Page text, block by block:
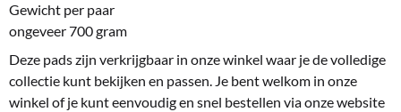
Gewicht per paar
ongeveer 700 gram
Deze pads zijn verkrijgbaar in onze winkel waar je de volledige
collectie kunt bekijken en passen. Je bent welkom in onze
winkel of je kunt eenvoudig en snel bestellen via onze website